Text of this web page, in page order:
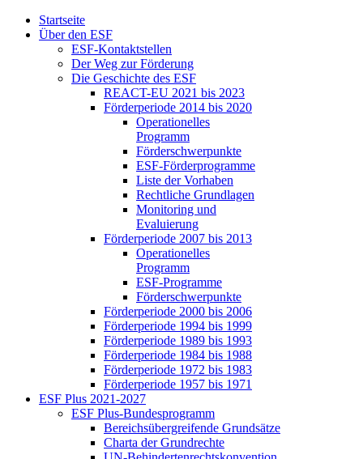
Start­sei­te
Über den ESF
ESF-Kon­takt­stel­len
Der Weg zur För­de­rung
Die Ge­schich­te des ESF
RE­ACT-EU 2021 bis 2023
För­der­pe­ri­ode 2014 bis 2020
Ope­ra­tio­nel­les
Pro­gramm
För­der­schwer­punk­te
ESF-För­der­pro­gram­me
Lis­te der Vor­ha­ben
Recht­li­che Grund­la­gen
Mo­ni­to­ring und
Eva­lu­ie­rung
För­der­pe­ri­ode 2007 bis 2013
Ope­ra­tio­nel­les
Pro­gramm
ESF-Pro­gram­me
För­der­schwer­punk­te
För­der­pe­ri­ode 2000 bis 2006
För­der­pe­ri­ode 1994 bis 1999
För­der­pe­ri­ode 1989 bis 1993
För­der­pe­ri­ode 1984 bis 1988
För­der­pe­ri­ode 1972 bis 1983
För­der­pe­ri­ode 1957 bis 1971
ESF Plus 2021-2027
ESF Plus-Bun­des­pro­gramm
Be­reichs­über­grei­fen­de Grund­sät­ze
Char­ta der Grund­rech­te